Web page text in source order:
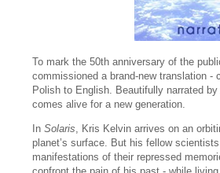
To mark the 50th anniversary of the
commissioned a brand-new translation
Polish to English. Beautifully narrated
comes alive for a new generation.
In Solaris, Kris Kelvin arrives on an
planet’s surface. But his fellow
manifestations of their repressed